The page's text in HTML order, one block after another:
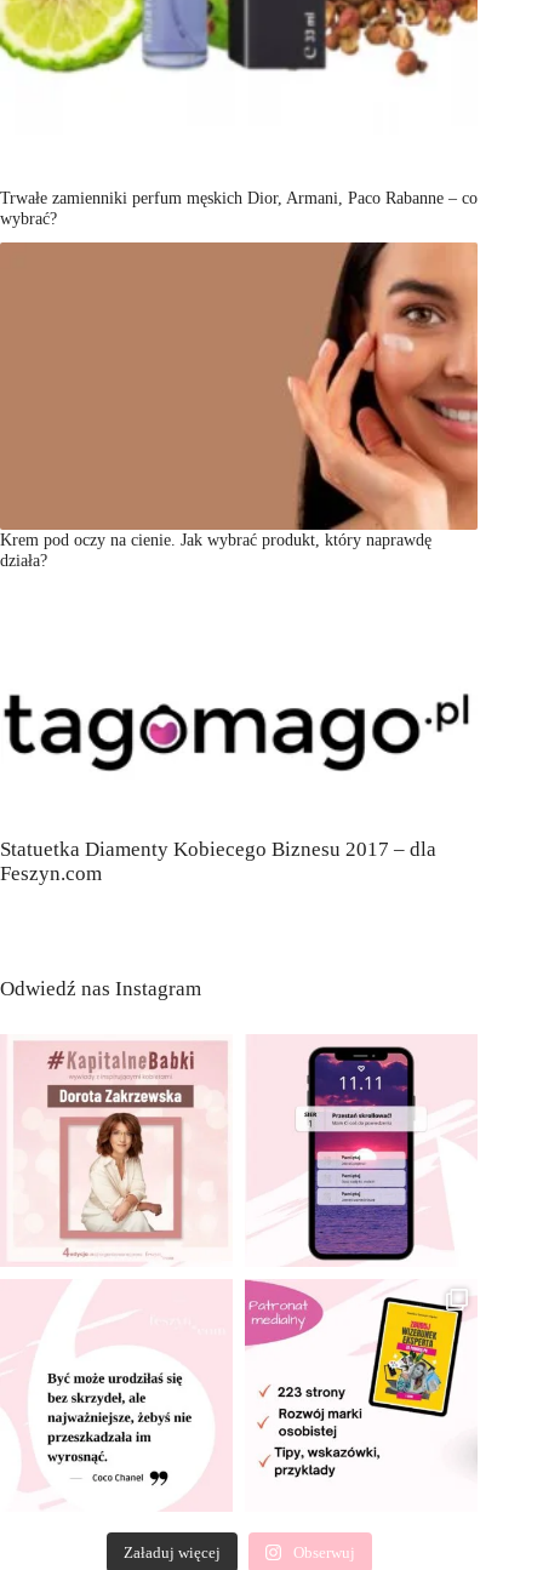
Trwałe zamienniki perfum męskich Dior, Armani, Paco Rabanne – co
wybrać?
Krem pod oczy na cienie. Jak wybrać produkt, który naprawdę
działa?
Statuetka Diamenty Kobiecego Biznesu 2017 – dla
Feszyn.com
Odwiedź nas Instagram
Załaduj więcej Obserwuj